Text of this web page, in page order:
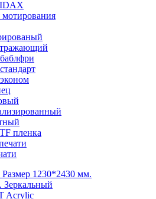
пленка
1230*2430 мм.
Acrylic